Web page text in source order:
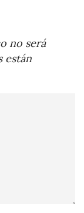
no será
están